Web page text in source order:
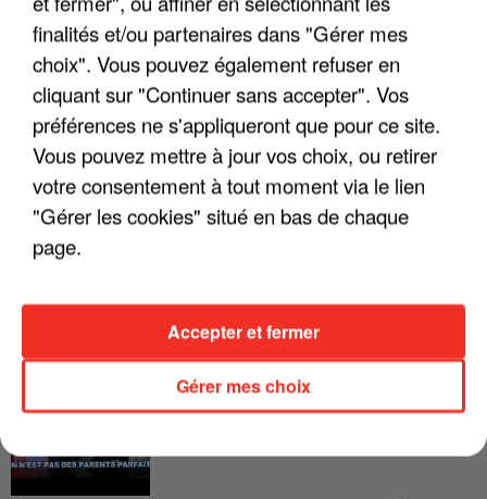
FRANCE
"JE SUIS À DISPOSITION DES
ENFOIRÉS"
"ON A TOUS LE TRAC"
"ON N'EST PAS DES PARENTS
PARFAITS"
finalités et/ou partenaires dans "Gérer mes
choix". Vous pouvez également refuser en
cliquant sur "Continuer sans accepter". Vos
préférences ne s'appliqueront que pour ce site.
Vous pouvez mettre à jour vos choix, ou retirer
votre consentement à tout moment via le lien
"Gérer les cookies" situé en bas de chaque
page.
Gérer mes choix
Accepter et fermer